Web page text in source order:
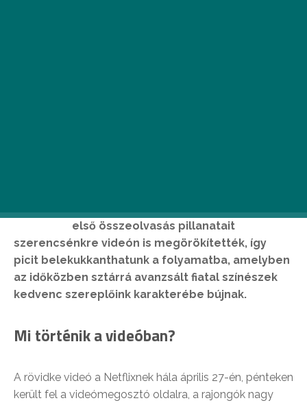
A
első összeolvasás pillanatait
szerencsénkre videón is megörökítették, így
picit belekukkanthatunk a folyamatba, amelyben
az időközben sztárrá avanzsált fiatal színészek
kedvenc szereplőink karakterébe bújnak.
Mi történik a videóban?
A rövidke videó a Netflixnek hála április 27-én, pénteken
került fel a videómegosztó oldalra, a rajongók nagy